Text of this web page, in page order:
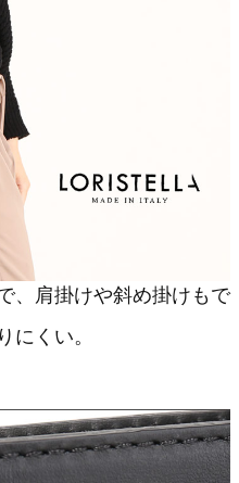
、肩掛けや斜め掛けもで
にくい。